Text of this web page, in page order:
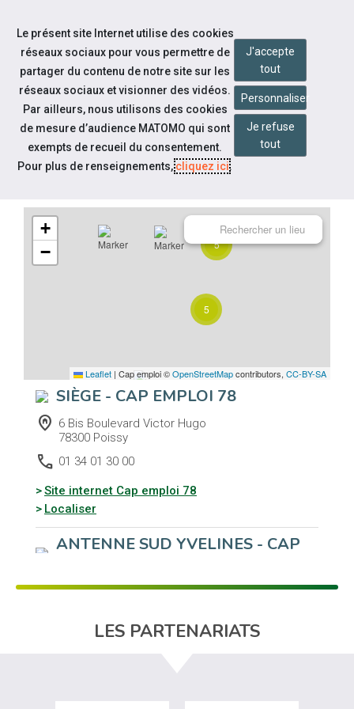
Aller au contenu
INFORMATIONS PRATIQUES
TYPE mapCarte table_rowsTableau
SIÈGE - CAP EMPLOI 78
home_pin 6 Bis Boulevard Victor Hugo
78300 Poissy
call 01 34 01 30 00
Site internet Cap emploi 78
Localiser
ANTENNE SUD YVELINES - CAP
home_pin 41 Av du Centre
01 30 57 50 12
5
5
+
−
Leaflet | Cap emploi ©OpenStreetMapcontributors, CC-BY-SA
LES PARTENARIATS
Le présent site Internet utilise des cookies
réseaux sociaux pour vous permettre de
partager du contenu de notre site sur les
réseaux sociaux et visionner des vidéos.
Par ailleurs, nous utilisons des cookies
de mesure d’audience MATOMO qui sont
exempts de recueil du consentement.
Pour plus de renseignements,cliquez ici.
J'accepte
tout
Personnaliser
Je refuse
tout